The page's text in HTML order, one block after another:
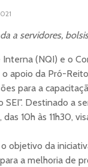
a servidores,
(NQI) e o
apoio da Pró-
para a
Destinado a
10h às 11h30,
objetivo da
a melhoria de